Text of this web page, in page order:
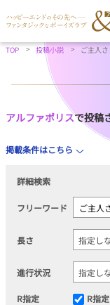
TOP 投稿小説 ご主人
アルファポリスで投稿
掲載条件はこちら
詳細検索
フリーワード
長さ
進行状況
R指定 R指